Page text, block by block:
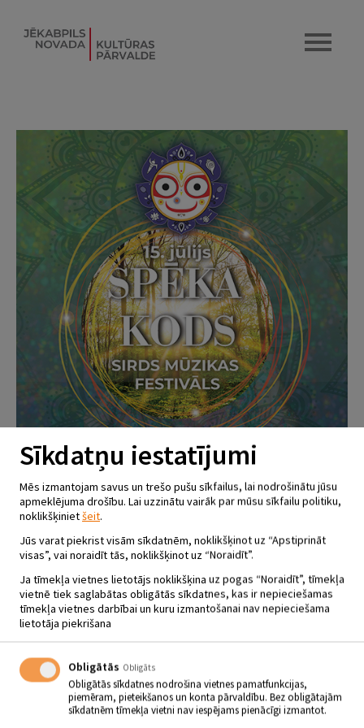
SIRDS MŪZIKAS FESTIVĀLS
SPĒKA KODS
15.07 - 16.07 Varieši
Sīkdatņu iestatījumi
Mēs izmantojam savus un trešo pušu sīkfailus, lai nodrošinātu jūsu
apmeklējuma drošību. Lai uzzinātu vairāk par mūsu sīkfailu politiku,
noklikšķinietšeit.
Jūs varat piekrist visām sīkdatnēm, noklikšķinot uz “Apstiprināt
visas”, vai noraidīt tās, noklikšķinot uz “Noraidīt”.
Ja tīmekļa vietnes lietotājs noklikšķina uz pogas “Noraidīt”, tīmekļa
vietnē tiek saglabātas obligātās sīkdatnes, kas ir nepieciešamas
tīmekļa vietnes darbībai un kuru izmantošanai nav nepieciešama
lietotāja piekrišana
Obligātās Obligāts
Obligātās sīkdatnes nodrošina vietnes pamatfunkcijas,
piemēram, pieteikšanos un konta pārvaldību. Bez obligātajām
sīkdatnēm tīmekļa vietni nav iespējams pienācīgi izmantot.